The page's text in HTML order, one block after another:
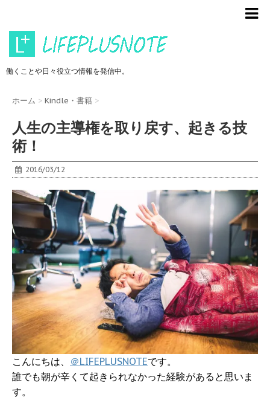
働くことや日々役立つ情報を発信中。
ホーム > Kindle・書籍 >
人生の主導権を取り戻す、起きる技
術！
2016/03/12
こんにちは、 ＠LIFEPLUSNOTEです。
誰でも朝が辛くて起きられなかった経験があると思いま
す。